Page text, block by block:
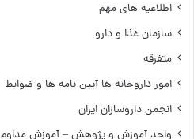
اطلاعیه های مهم
سازمان غذا و دارو
متفرقه
امور داروخانه ها آیین نامه ها و ضوابط
انجمن داروسازان ایران
واحد آموزش و پژوهش – آموزش مداوم